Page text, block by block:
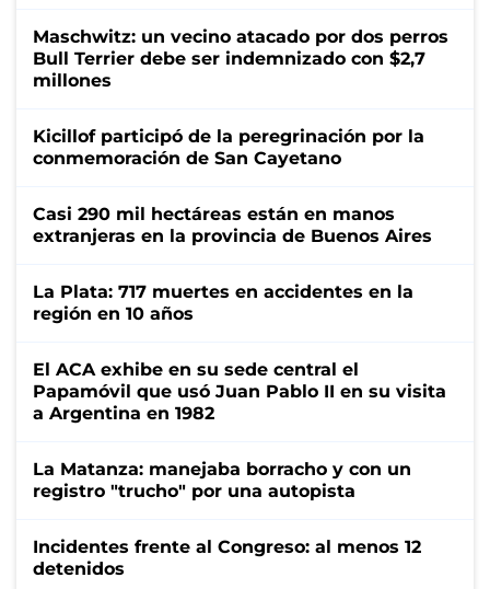
Maschwitz: un vecino atacado por dos perros
Bull Terrier debe ser indemnizado con $2,7
millones
Kicillof participó de la peregrinación por la
conmemoración de San Cayetano
Casi 290 mil hectáreas están en manos
extranjeras en la provincia de Buenos Aires
La Plata: 717 muertes en accidentes en la
región en 10 años
El ACA exhibe en su sede central el
Papamóvil que usó Juan Pablo II en su visita
a Argentina en 1982
La Matanza: manejaba borracho y con un
registro "trucho" por una autopista
Incidentes frente al Congreso: al menos 12
detenidos